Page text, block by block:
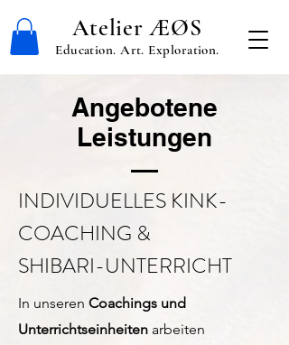
Atelier ÆØS
Education. Art. Exploration.
Angebotene
Leistungen
INDIVIDUELLES KINK-
COACHING &
SHIBARI-UNTERRICHT
In unseren Coachings und
Unterrichtseinheiten arbeiten